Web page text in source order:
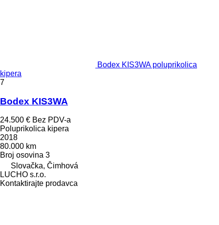
Bodex KIS3WA poluprikolica
kipera
7
Bodex KIS3WA
24.500 € Bez PDV-a
Poluprikolica kipera
2018
80.000 km
Broj osovina 3
Slovačka, Čimhová
LUCHO s.r.o.
Kontaktirajte prodavca